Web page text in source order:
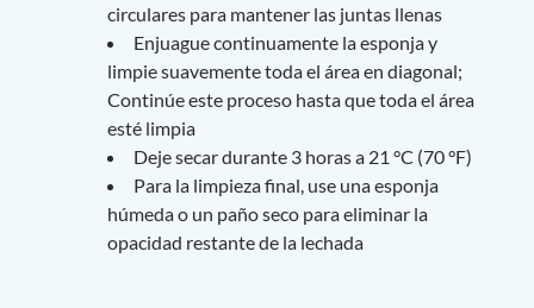
circulares para mantener las juntas llenas
Enjuague continuamente la esponja y
limpie suavemente toda el área en diagonal;
Continúe este proceso hasta que toda el área
esté limpia
Deje secar durante 3 horas a 21 °C (70 °F)
Para la limpieza final, use una esponja
húmeda o un paño seco para eliminar la
opacidad restante de la lechada